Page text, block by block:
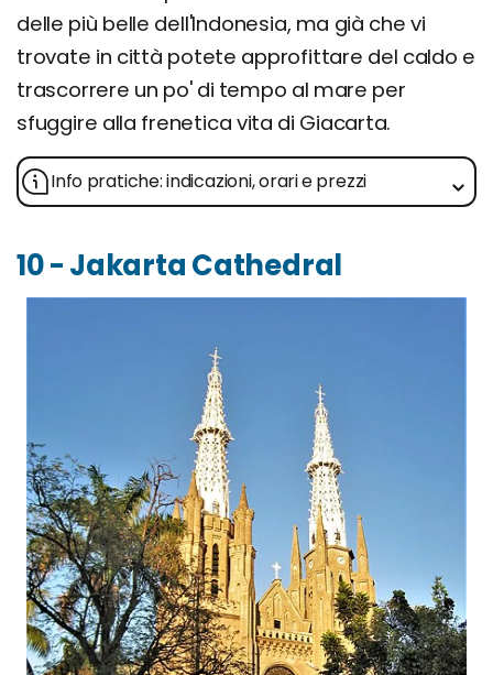
delle più belle dell'Indonesia, ma già che vi
trovate in città potete approfittare del caldo e
trascorrere un po' di tempo al mare per
sfuggire alla frenetica vita di Giacarta.
Info pratiche: indicazioni, orari e prezzi
10 - Jakarta Cathedral